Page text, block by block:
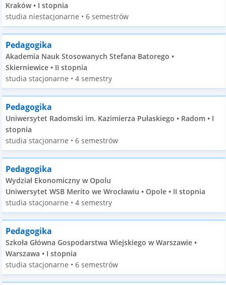
Kraków • I stopnia
studia niestacjonarne • 6 semestrów
Pedagogika
Akademia Nauk Stosowanych Stefana Batorego •
Skierniewice • II stopnia
studia stacjonarne • 4 semestry
Pedagogika
Uniwersytet Radomski im. Kazimierza Pułaskiego • Radom • I
stopnia
studia stacjonarne • 6 semestrów
Pedagogika
Wydział Ekonomiczny w Opolu
Uniwersytet WSB Merito we Wrocławiu • Opole • II stopnia
studia stacjonarne • 4 semestry
Pedagogika
Szkoła Główna Gospodarstwa Wiejskiego w Warszawie •
Warszawa • I stopnia
studia stacjonarne • 6 semestrów